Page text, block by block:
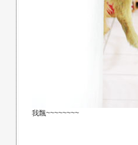
我飄~~~~~~~~